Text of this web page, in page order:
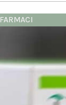
FARMACI